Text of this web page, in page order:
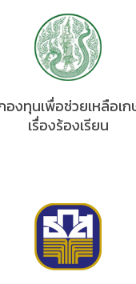
องทุนเพื่อช่วยเหลือเ
เรื่องร้องเรียน